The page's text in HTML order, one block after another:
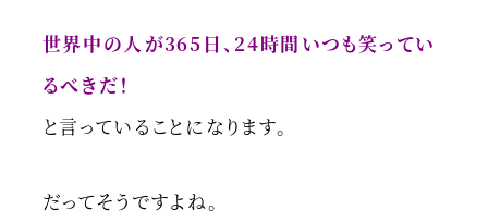
世界中の人が365日、24時間いつも笑ってい
るべきだ！
と言っていることになります。
だってそうですよね。